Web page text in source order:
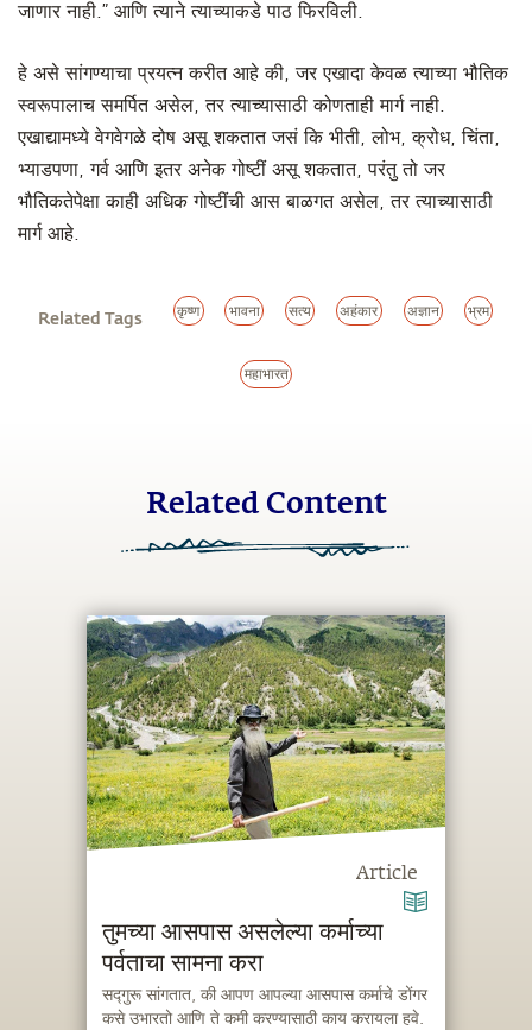
जाणार नाही.” आणि त्याने त्याच्याकडे पाठ फिरविली.
हे असे सांगण्याचा प्रयत्न करीत आहे की, जर एखादा केवळ त्याच्या भौतिक
स्वरूपालाच समर्पित असेल, तर त्याच्यासाठी कोणताही मार्ग नाही.
एखाद्यामध्ये वेगवेगळे दोष असू शकतात जसं कि भीती, लोभ, क्रोध, चिंता,
भ्याडपणा, गर्व आणि इतर अनेक गोष्टीं असू शकतात, परंतु तो जर
भौतिकतेपेक्षा काही अधिक गोष्टींची आस बाळगत असेल, तर त्याच्यासाठी
मार्ग आहे.
Related Tags कृष्ण भावना सत्य अहंकार अज्ञान भ्रम
महाभारत
Related Content
Article
तुमच्या आसपास असलेल्या कर्माच्या
पर्वताचा सामना करा
सद्गुरू सांगतात, की आपण आपल्या आसपास कर्माचे डोंगर
कसे उभारतो आणि ते कमी करण्यासाठी काय करायला हवे.